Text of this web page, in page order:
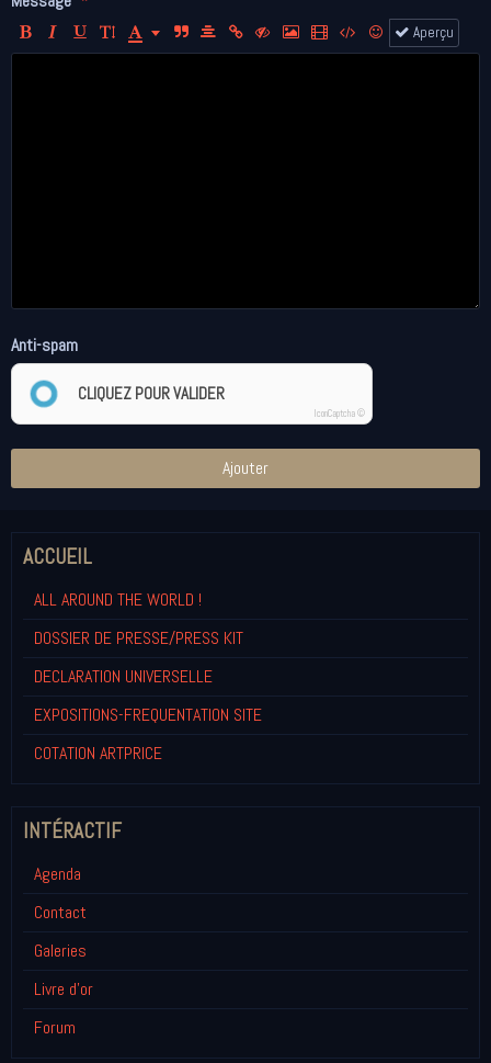
Aperçu
Anti-spam
CLIQUEZ POUR VALIDER
IconCaptcha ©
Ajouter
ACCUEIL
ALL AROUND THE WORLD !
DOSSIER DE PRESSE/PRESS KIT
DECLARATION UNIVERSELLE
EXPOSITIONS-FREQUENTATION SITE
COTATION ARTPRICE
INTÉRACTIF
Agenda
Contact
Galeries
Livre d'or
Forum